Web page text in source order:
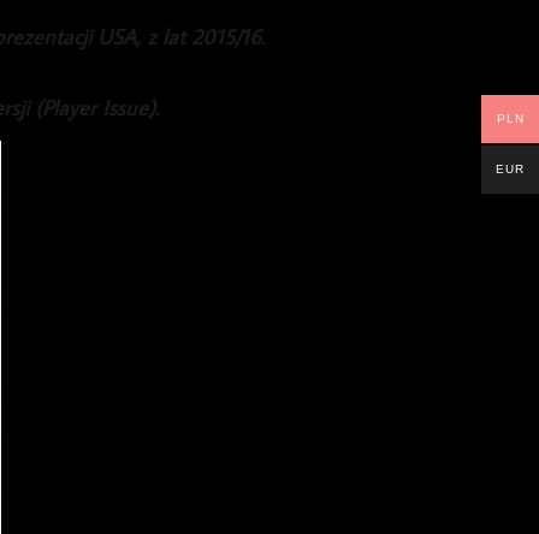
USA, z lat 2015/16.
(Player Issue). PLN
EUR